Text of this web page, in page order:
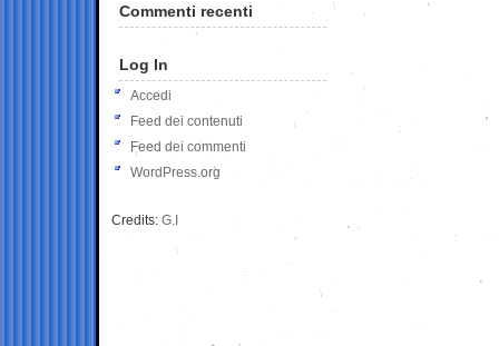
Commenti recenti
Log In
Accedi
Feed dei contenuti
Feed dei commenti
WordPress.org
Credits: G.I